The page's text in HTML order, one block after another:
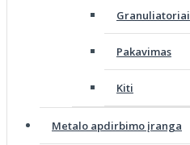
Granuliatoriai
Pakavimas
Kiti
Metalo apdirbimo įranga